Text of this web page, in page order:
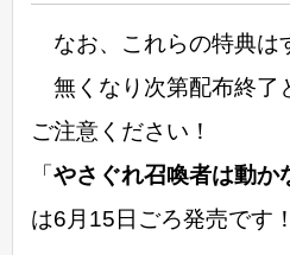
なお、これらの特典は
無くなり次第配布終了
ご注意ください！
「やさぐれ召喚者は動か
は6月15日ごろ発売です！